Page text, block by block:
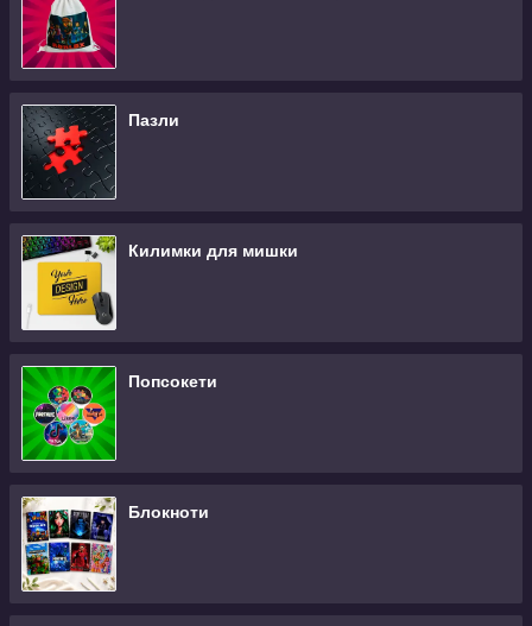
Пазли
Килимки для мишки
Попсокети
Блокноти